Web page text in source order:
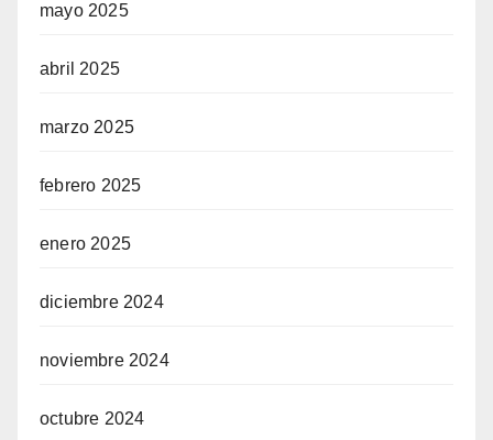
mayo 2025
abril 2025
marzo 2025
febrero 2025
enero 2025
diciembre 2024
noviembre 2024
octubre 2024